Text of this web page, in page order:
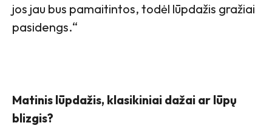
jos jau bus pamaitintos, todėl lūpdažis gražiai
pasidengs.“
Matinis lūpdažis, klasikiniai dažai ar lūpų
blizgis?